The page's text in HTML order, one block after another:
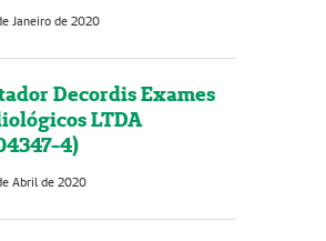
Janeiro de 2020
Decordis Exames
LTDA
4)
Abril de 2020